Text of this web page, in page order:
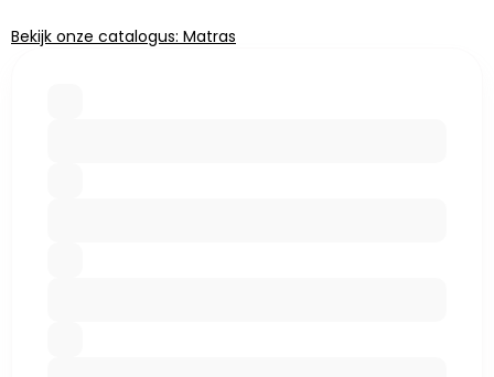
Bekijk onze catalogus: Matras